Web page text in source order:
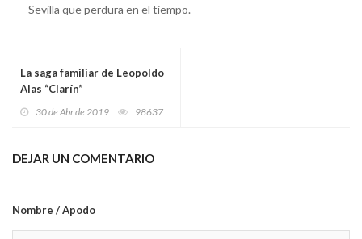
Sevilla que perdura en el tiempo.
La saga familiar de Leopoldo
Alas “Clarín”
30 de Abr de 2019 98637
DEJAR UN COMENTARIO
Nombre / Apodo